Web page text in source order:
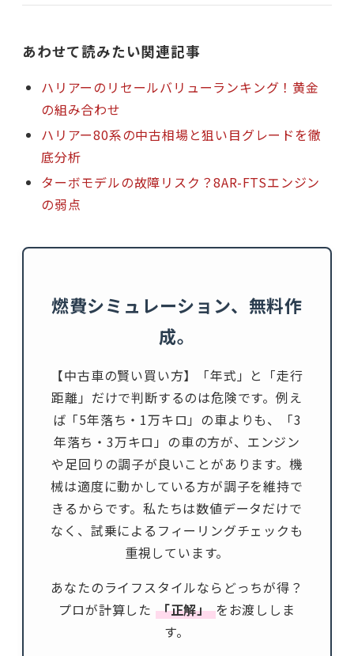
あわせて読みたい関連記事
ハリアーのリセールバリューランキング！黄金
の組み合わせ
ハリアー80系の中古相場と狙い目グレードを徹
底分析
ターボモデルの故障リスク？8AR-FTSエンジン
の弱点
燃費シミュレーション、無料作
成。
【中古車の賢い買い方】「年式」と「走行
距離」だけで判断するのは危険です。例え
ば「5年落ち・1万キロ」の車よりも、「3
年落ち・3万キロ」の車の方が、エンジン
や足回りの調子が良いことがあります。機
械は適度に動かしている方が調子を維持で
きるからです。私たちは数値データだけで
なく、試乗によるフィーリングチェックも
重視しています。
あなたのライフスタイルならどっちが得？
プロが計算した 「正解」をお渡ししま
す。